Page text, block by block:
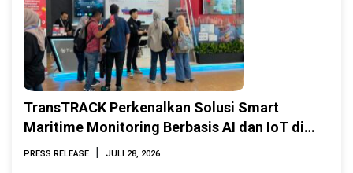
TransTRACK Perkenalkan Solusi Smart
Maritime Monitoring Berbasis AI dan IoT di
INAMARINE 2026
PRESS RELEASE | JULI 28, 2026